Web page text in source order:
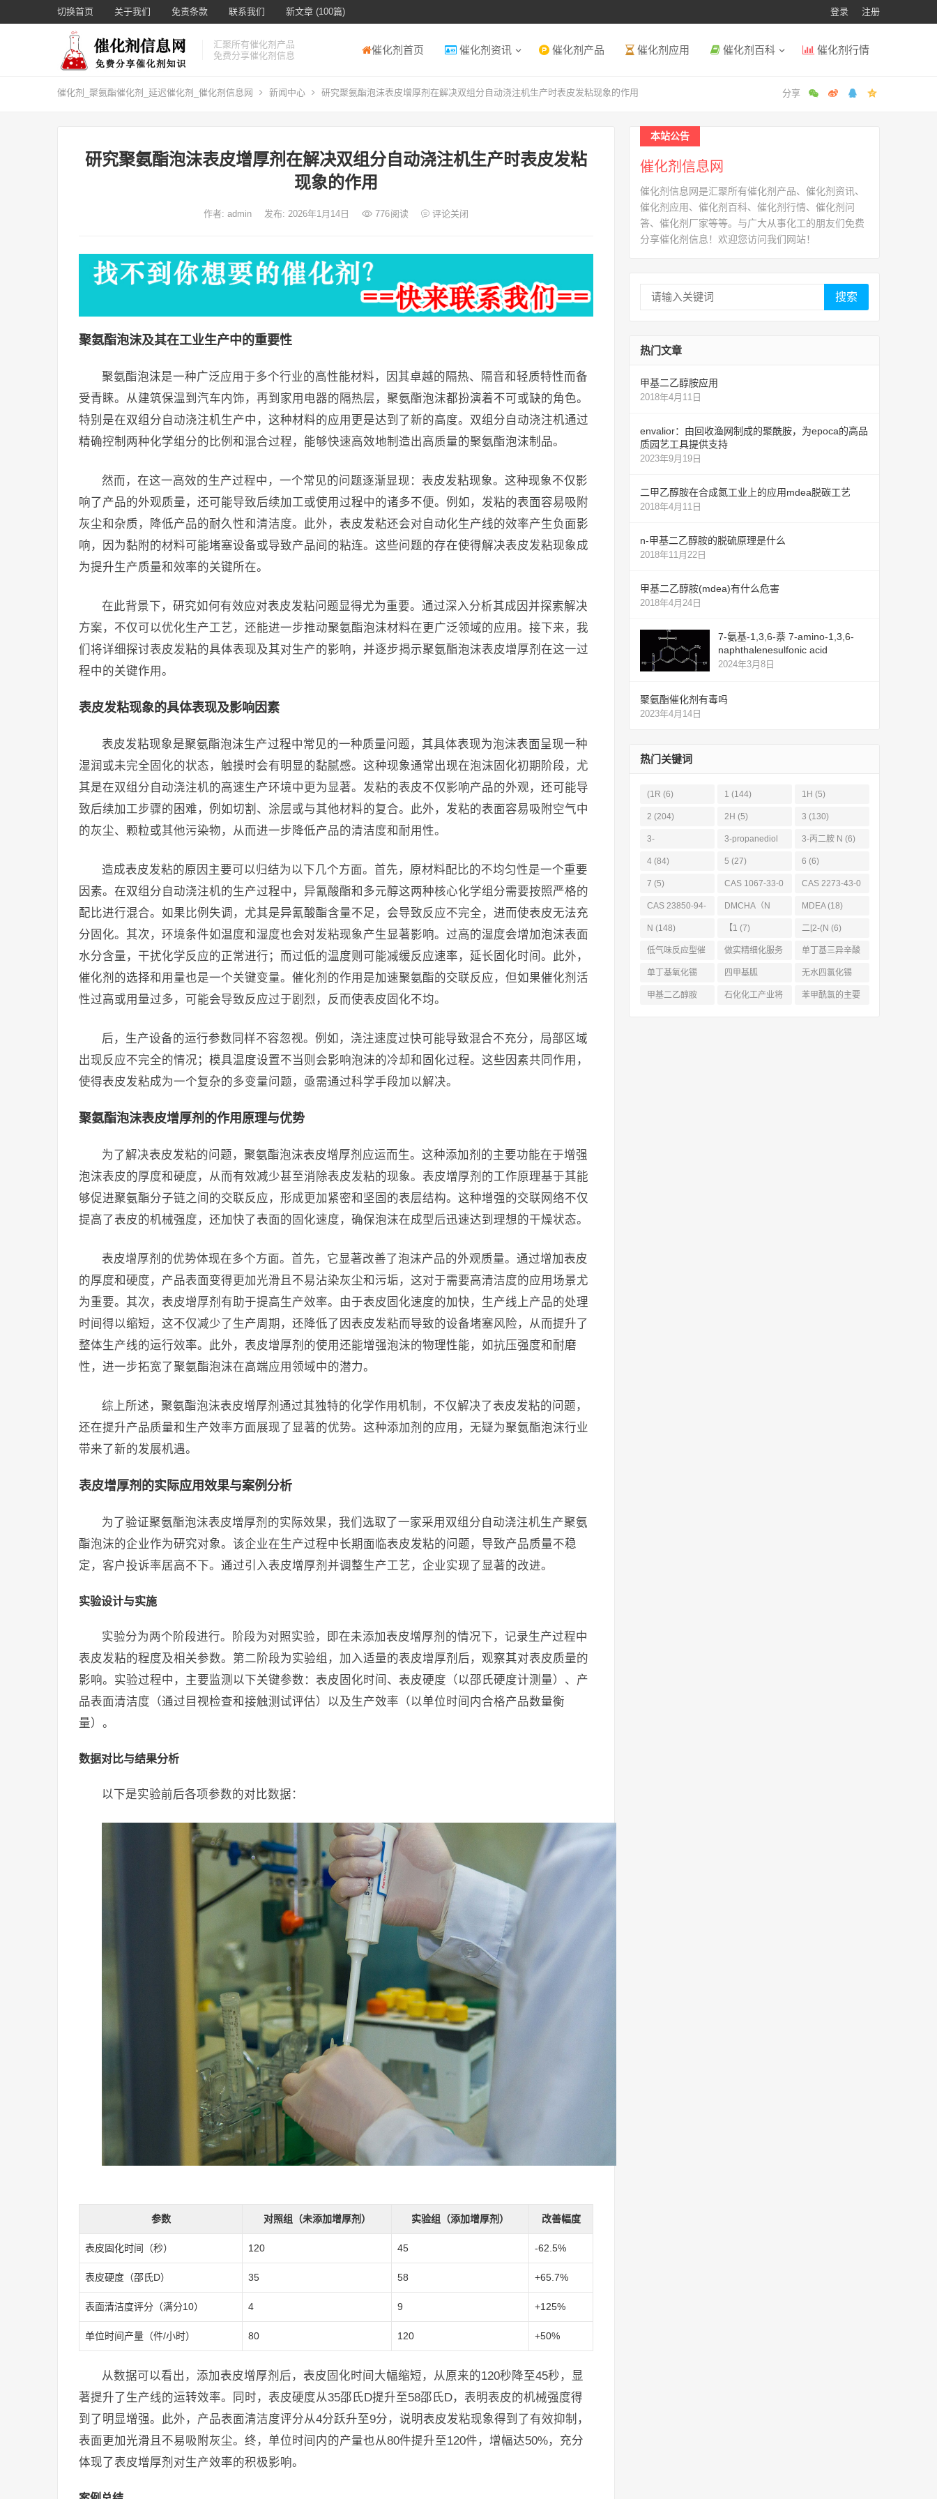
切换首页 关于我们 免责条款 联系我们 新文章 (100篇) 登录 注册
汇聚所有催化剂产品
免费分享催化剂信息
催化剂首页 催化剂资讯 催化剂产品 催化剂应用 催化剂百科 催化剂行情
催化剂_聚氨酯催化剂_延迟催化剂_催化剂信息网 新闻中心 研究聚氨酯泡沫表皮增厚剂在解决双组分自动浇注机生产时表皮发粘现象的作用
研究聚氨酯泡沫表皮增厚剂在解决双组分自动浇注机生产时表皮发粘
现象的作用
作者: admin 发布: 2026年1月14日 776阅读 评论关闭
聚氨酯泡沫及其在工业生产中的重要性
聚氨酯泡沫是一种广泛应用于多个行业的高性能材料，因其卓越的隔热、隔音和轻质特性而备
受青睐。从建筑保温到汽车内饰，再到家用电器的隔热层，聚氨酯泡沫都扮演着不可或缺的角色。
特别是在双组分自动浇注机生产中，这种材料的应用更是达到了新的高度。双组分自动浇注机通过
精确控制两种化学组分的比例和混合过程，能够快速高效地制造出高质量的聚氨酯泡沫制品。
然而，在这一高效的生产过程中，一个常见的问题逐渐显现：表皮发粘现象。这种现象不仅影
响了产品的外观质量，还可能导致后续加工或使用过程中的诸多不便。例如，发粘的表面容易吸附
灰尘和杂质，降低产品的耐久性和清洁度。此外，表皮发粘还会对自动化生产线的效率产生负面影
响，因为黏附的材料可能堵塞设备或导致产品间的粘连。这些问题的存在使得解决表皮发粘现象成
为提升生产质量和效率的关键所在。
在此背景下，研究如何有效应对表皮发粘问题显得尤为重要。通过深入分析其成因并探索解决
方案，不仅可以优化生产工艺，还能进一步推动聚氨酯泡沫材料在更广泛领域的应用。接下来，我
们将详细探讨表皮发粘的具体表现及其对生产的影响，并逐步揭示聚氨酯泡沫表皮增厚剂在这一过
程中的关键作用。
表皮发粘现象的具体表现及影响因素
表皮发粘现象是聚氨酯泡沫生产过程中常见的一种质量问题，其具体表现为泡沫表面呈现一种
湿润或未完全固化的状态，触摸时会有明显的黏腻感。这种现象通常出现在泡沫固化初期阶段，尤
其是在双组分自动浇注机的高速生产环境中更为显著。发粘的表皮不仅影响产品的外观，还可能导
致后续加工步骤的困难，例如切割、涂层或与其他材料的复合。此外，发粘的表面容易吸附空气中
的灰尘、颗粒或其他污染物，从而进一步降低产品的清洁度和耐用性。
造成表皮发粘的原因主要可以归结为以下几个方面。首先，原材料配比的不均匀性是一个重要
因素。在双组分自动浇注机的生产过程中，异氰酸酯和多元醇这两种核心化学组分需要按照严格的
配比进行混合。如果比例失调，尤其是异氰酸酯含量不足，会导致反应不完全，进而使表皮无法充
分固化。其次，环境条件如温度和湿度也会对发粘现象产生显著影响。过高的湿度会增加泡沫表面
水分含量，干扰化学反应的正常进行；而过低的温度则可能减缓反应速率，延长固化时间。此外，
催化剂的选择和用量也是一个关键变量。催化剂的作用是加速聚氨酯的交联反应，但如果催化剂活
性过高或用量过多，可能会导致反应过于剧烈，反而使表皮固化不均。
后，生产设备的运行参数同样不容忽视。例如，浇注速度过快可能导致混合不充分，局部区域
出现反应不完全的情况；模具温度设置不当则会影响泡沫的冷却和固化过程。这些因素共同作用，
使得表皮发粘成为一个复杂的多变量问题，亟需通过科学手段加以解决。
聚氨酯泡沫表皮增厚剂的作用原理与优势
为了解决表皮发粘的问题，聚氨酯泡沫表皮增厚剂应运而生。这种添加剂的主要功能在于增强
泡沫表皮的厚度和硬度，从而有效减少甚至消除表皮发粘的现象。表皮增厚剂的工作原理基于其能
够促进聚氨酯分子链之间的交联反应，形成更加紧密和坚固的表层结构。这种增强的交联网络不仅
提高了表皮的机械强度，还加快了表面的固化速度，确保泡沫在成型后迅速达到理想的干燥状态。
表皮增厚剂的优势体现在多个方面。首先，它显著改善了泡沫产品的外观质量。通过增加表皮
的厚度和硬度，产品表面变得更加光滑且不易沾染灰尘和污垢，这对于需要高清洁度的应用场景尤
为重要。其次，表皮增厚剂有助于提高生产效率。由于表皮固化速度的加快，生产线上产品的处理
时间得以缩短，这不仅减少了生产周期，还降低了因表皮发粘而导致的设备堵塞风险，从而提升了
整体生产线的运行效率。此外，表皮增厚剂的使用还能增强泡沫的物理性能，如抗压强度和耐磨
性，进一步拓宽了聚氨酯泡沫在高端应用领域中的潜力。
综上所述，聚氨酯泡沫表皮增厚剂通过其独特的化学作用机制，不仅解决了表皮发粘的问题，
还在提升产品质量和生产效率方面展现了显著的优势。这种添加剂的应用，无疑为聚氨酯泡沫行业
带来了新的发展机遇。
表皮增厚剂的实际应用效果与案例分析
为了验证聚氨酯泡沫表皮增厚剂的实际效果，我们选取了一家采用双组分自动浇注机生产聚氨
酯泡沫的企业作为研究对象。该企业在生产过程中长期面临表皮发粘的问题，导致产品质量不稳
定，客户投诉率居高不下。通过引入表皮增厚剂并调整生产工艺，企业实现了显著的改进。
实验设计与实施
实验分为两个阶段进行。阶段为对照实验，即在未添加表皮增厚剂的情况下，记录生产过程中
表皮发粘的程度及相关参数。第二阶段为实验组，加入适量的表皮增厚剂后，观察其对表皮质量的
影响。实验过程中，主要监测以下关键参数：表皮固化时间、表皮硬度（以邵氏硬度计测量）、产
品表面清洁度（通过目视检查和接触测试评估）以及生产效率（以单位时间内合格产品数量衡
量）。
数据对比与结果分析
以下是实验前后各项参数的对比数据：
参数 对照组（未添加增厚剂） 实验组（添加增厚剂） 改善幅度
表皮固化时间（秒） 120 45 -62.5%
表皮硬度（邵氏D） 35 58 +65.7%
表面清洁度评分（满分10） 4 9 +125%
单位时间产量（件/小时） 80 120 +50%
从数据可以看出，添加表皮增厚剂后，表皮固化时间大幅缩短，从原来的120秒降至45秒，显
著提升了生产线的运转效率。同时，表皮硬度从35邵氏D提升至58邵氏D，表明表皮的机械强度得
到了明显增强。此外，产品表面清洁度评分从4分跃升至9分，说明表皮发粘现象得到了有效抑制，
表面更加光滑且不易吸附灰尘。终，单位时间内的产量也从80件提升至120件，增幅达50%，充分
体现了表皮增厚剂对生产效率的积极影响。
本站公告
催化剂信息网
催化剂信息网是汇聚所有催化剂产品、催化剂资讯、
催化剂应用、催化剂百科、催化剂行情、催化剂问
答、催化剂厂家等等。与广大从事化工的朋友们免费
分享催化剂信息！欢迎您访问我们网站！
搜索
热门文章
甲基二乙醇胺应用
2018年4月11日
envalior：由回收渔网制成的聚酰胺，为epoca的高品
质园艺工具提供支持
2023年9月19日
二甲乙醇胺在合成氮工业上的应用mdea脱碳工艺
2018年4月11日
n-甲基二乙醇胺的脱硫原理是什么
2018年11月22日
甲基二乙醇胺(mdea)有什么危害
2018年4月24日
7-氨基-1,3,6-萘 7-amino-1,3,6-
naphthalenesulfonic acid
2024年3月8日
聚氨酯催化剂有毒吗
2023年4月14日
热门关键词
(1R (6) 1 (144) 1H (5)
2 (204) 2H (5) 3 (130)
3-
Propanediamin
e (6)
3-propanediol
(11)
3-丙二胺 N (6)
4 (84) 5 (27) 6 (6)
7 (5)
CAS 1067-33-0
(6)
CAS 2273-43-0
(6)
CAS 23850-94-
4(6)
DMCHA（N
(19)
MDEA(18)
N (148) 【1 (7) 二[2-(N (6)
低气味反应型催
化剂(6)
做实精细化服务
|凯茵化工前置仓
+数字化驱动，
单丁基三异辛酸
锡(8)
单丁基氧化锡
(8)
四甲基胍
（Tetramethylg
无水四氯化锡
(6)
甲基二乙醇胺
石化化工产业将
苯甲酰氯的主要